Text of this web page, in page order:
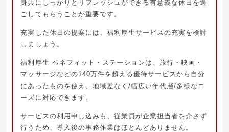
身共にしっかりとリフレッシュができる有意義な休日を過
ごしてもらうことが重要です。
充実した休日の提案には、福利厚生サービスの充実を検討
しましょう。
福利厚生 ベネフィット・ステーションは、旅行・映画・
マッサージなどの140万件を超える優待サービスから自分
にあったものを使え、地域差なく/幅広い年代層/多様なニ
ーズに対応できます。
サービスの利用申し込みも、従業員が企業担当者を介さず
行うため、導入後の事務作業はほとんどありません。